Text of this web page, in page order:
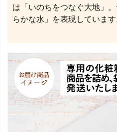
は「いのちをつなぐ大地」
らかな水」を表現しています